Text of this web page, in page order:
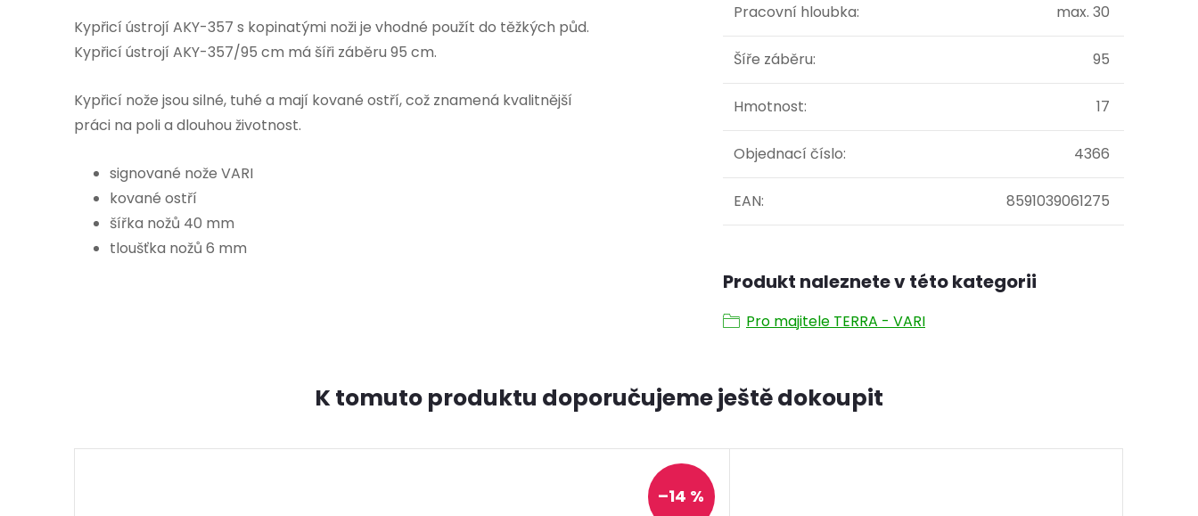
Kypřicí ústrojí AKY-357 s kopinatými noži je vhodné použít do těžkých půd.
Kypřicí ústrojí AKY-357/95 cm má šíři záběru 95 cm.
Kypřicí nože jsou silné, tuhé a mají kované ostří, což znamená kvalitnější
práci na poli a dlouhou životnost.
signované nože VARI
kované ostří
šířka nožů 40 mm
tloušťka nožů 6 mm
Pracovní hloubka: max. 30
Šíře záběru: 95
Hmotnost: 17
Objednací číslo: 4366
EAN: 8591039061275
Produkt naleznete v této kategorii
Pro majitele TERRA - VARI
K tomuto produktu doporučujeme ještě dokoupit
–14 %